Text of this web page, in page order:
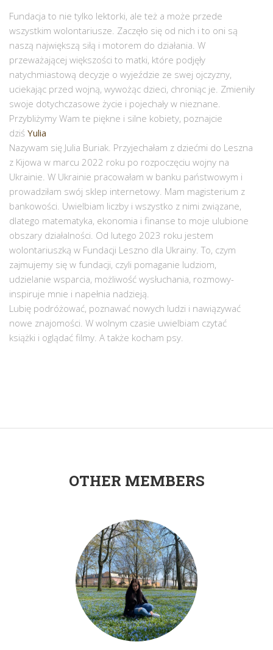
Fundacja to nie tylko lektorki, ale też a może przede
wszystkim wolontariusze. Zaczęło się od nich i to oni są
naszą największą siłą i motorem do działania. W
przeważającej większości to matki, które podjęły
natychmiastową decyzje o wyjeździe ze swej ojczyzny,
uciekając przed wojną, wywożąc dzieci, chroniąc je. Zmieniły
swoje dotychczasowe życie i pojechały w nieznane.
Przybliżymy Wam te piękne i silne kobiety, poznajcie
dziś Yulia
Nazywam się Julia Buriak. Przyjechałam z dziećmi do Leszna
z Kijowa w marcu 2022 roku po rozpoczęciu wojny na
Ukrainie. W Ukrainie pracowałam w banku państwowym i
prowadziłam swój sklep internetowy. Mam magisterium z
bankowości. Uwielbiam liczby i wszystko z nimi związane,
dlatego matematyka, ekonomia i finanse to moje ulubione
obszary działalności. Od lutego 2023 roku jestem
wolontariuszką w Fundacji Leszno dla Ukrainy. To, czym
zajmujemy się w fundacji, czyli pomaganie ludziom,
udzielanie wsparcia, możliwość wysłuchania, rozmowy-
inspiruje mnie i napełnia nadzieją.
Lubię podróżować, poznawać nowych ludzi i nawiązywać
nowe znajomości. W wolnym czasie uwielbiam czytać
książki i oglądać filmy. A także kocham psy.
OTHER MEMBERS